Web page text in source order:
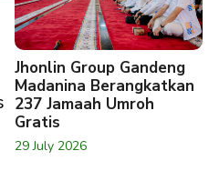
Jhonlin Group Gandeng
Madanina Berangkatkan
237 Jamaah Umroh
Gratis
29 July 2026